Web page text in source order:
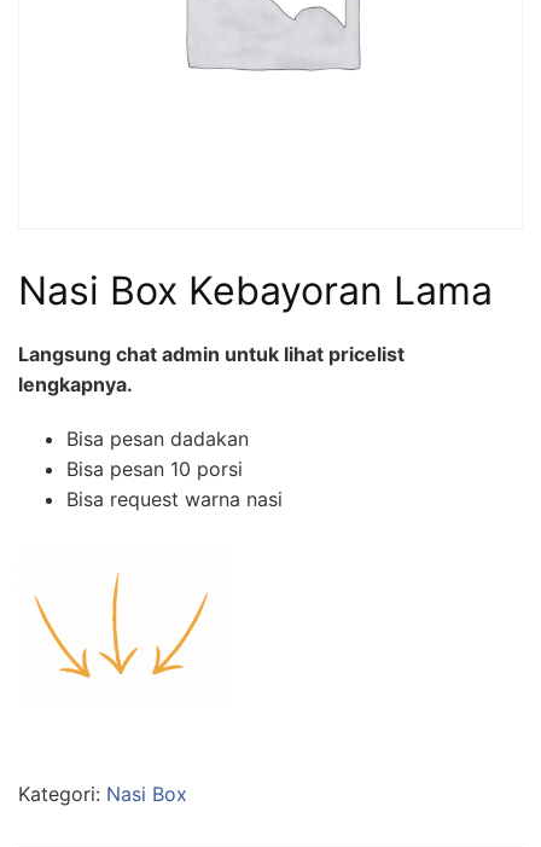
Nasi Box Kebayoran Lama
Langsung chat admin untuk lihat pricelist
lengkapnya.
Bisa pesan dadakan
Bisa pesan 10 porsi
Bisa request warna nasi
Kategori: Nasi Box